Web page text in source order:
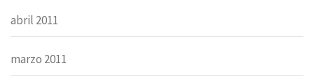
abril 2011
marzo 2011